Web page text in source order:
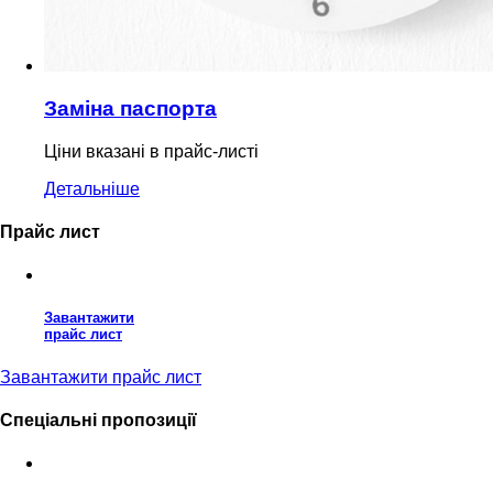
Заміна паспорта
Ціни вказані в прайс-листі
Детальніше
Прайс лист
Завантажити
прайс лист
Завантажити прайс лист
Спеціальні пропозиції